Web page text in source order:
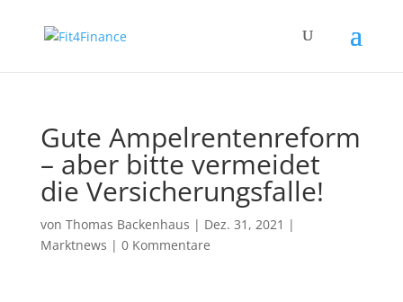
Gute Ampelrentenreform
– aber bitte vermeidet
die Versicherungsfalle!
von Thomas Backenhaus | Dez. 31, 2021 |
Marktnews | 0 Kommentare